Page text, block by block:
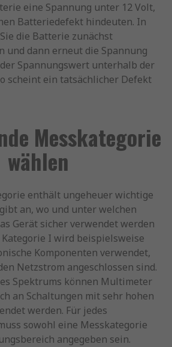
eine Spannung unter 12 Volt,
Batteriedefekt hindeuten. In
die Batterie zunächst
und dann erneut die Spannung
Spannungswert unterhalb der
scheint ein tatsächlicher Defekt
Messkategorie
wählen
enthält ungeheuer wichtige
an, wo und unter welchen
Gerät sicher verwendet werden
Kategorie I wird beispielsweise
Komponenten verwendet,
Netzstrom angeschlossen sind.
Spektrums können Multimeter
an Schaltungen mit sehr hohen
werden. Für jedes
sowohl eine Messkategorie
angegeben sein.